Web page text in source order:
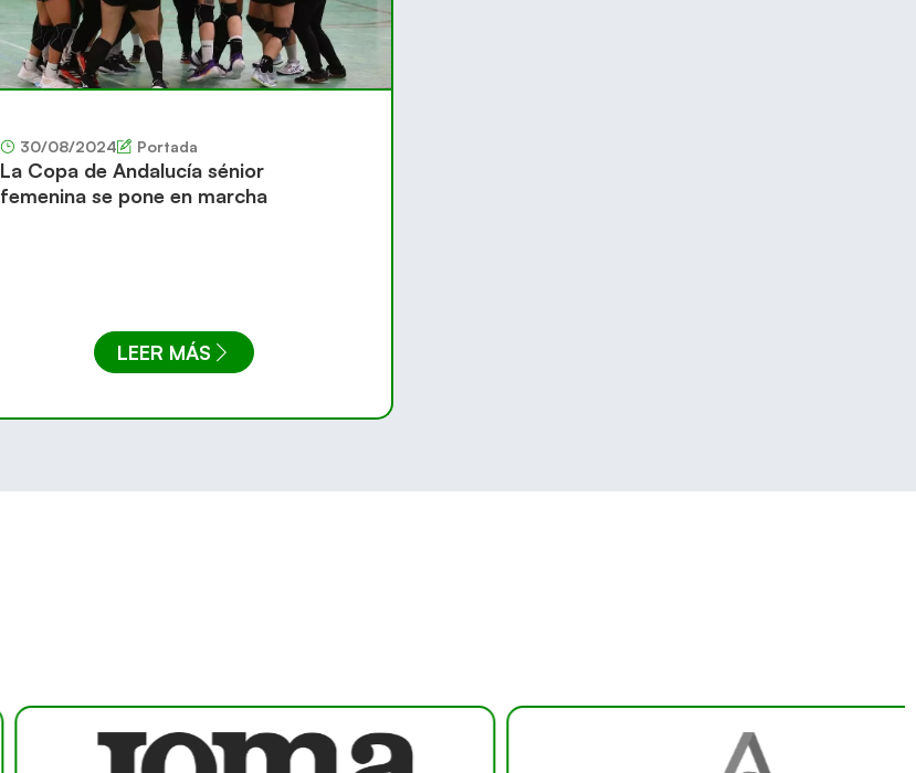
30/08/2024 Portada
La Copa de Andalucía sénior
femenina se pone en marcha
LEER MÁS